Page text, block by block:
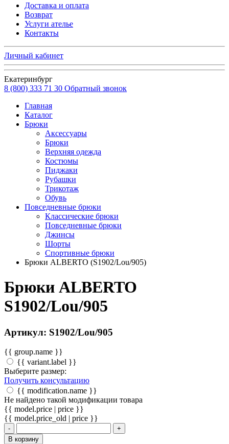
Доставка и оплата
Возврат
Услуги ателье
Контакты
Личный кабинет
Екатеринбург
8 (800) 333 71 30 Обратный звонок
Главная
Каталог
Брюки
Аксессуары
Брюки
Верхняя одежда
Костюмы
Пиджаки
Рубашки
Трикотаж
Обувь
Повседневные брюки
Классические брюки
Повседневные брюки
Джинсы
Шорты
Спортивные брюки
Брюки ALBERTO (S1902/Lou/905)
Брюки ALBERTO
S1902/Lou/905
Артикул: S1902/Lou/905
{{ group.name }}
{{ variant.label }}
Выберите размер:
Получить консультацию
{{ modification.name }}
Не найдено такой модификации товара
{{ model.price | price }}
{{ model.price_old | price }}
-
+
В корзину